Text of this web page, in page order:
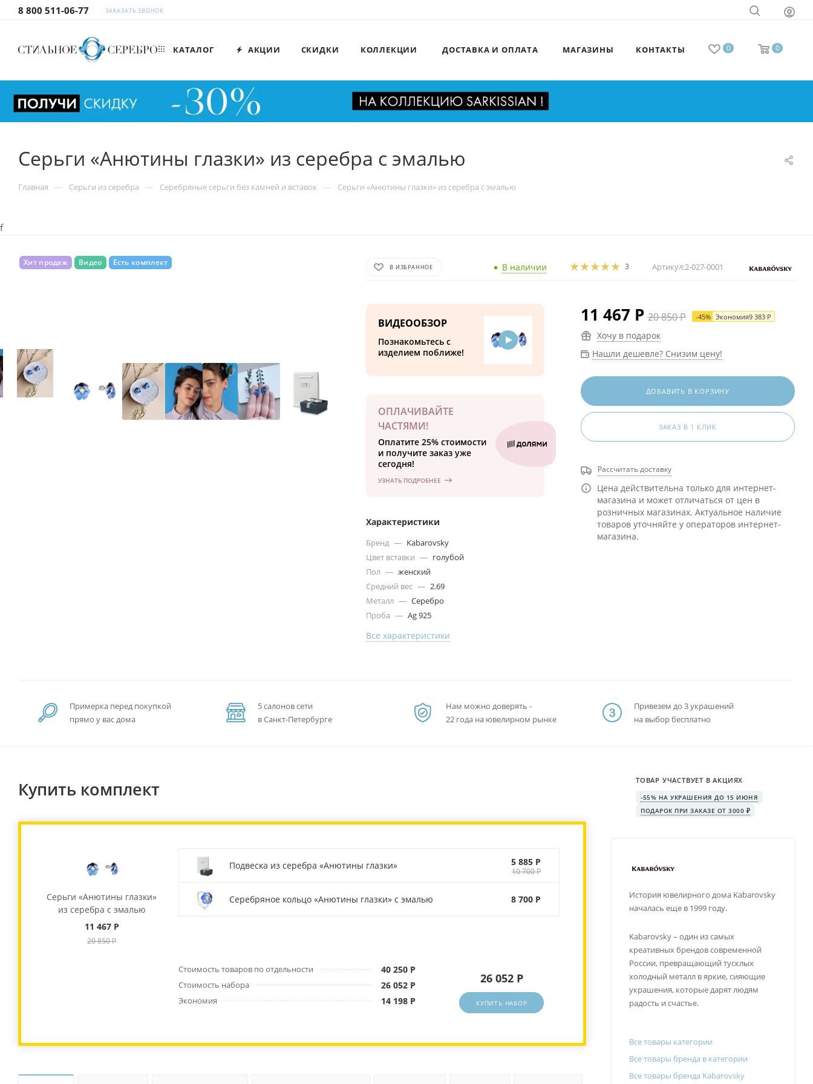
8 800 511-06-77 ЗАКАЗАТЬ ЗВОНОК
0 0
КАТАЛОГ АКЦИИ СКИДКИ КОЛЛЕКЦИИ ДОСТАВКА И ОПЛАТА МАГАЗИНЫ КОНТАКТЫ
Серьги «Анютины глазки» из серебра с эмалью
Главная — Серьги из серебра — Серебряные серьги без камней и вставок — Серьги «Анютины глазки» из серебра с эмалью
f
Хит продаж Видео Есть комплект В ИЗБРАННОЕ В наличии 3 Артикул:2-027-0001
ВИДЕООБЗОР
Познакомьтесь с
изделием поближе!
ОПЛАЧИВАЙТЕ
ЧАСТЯМИ!
Оплатите 25% стоимости
и получите заказ уже
сегодня!
УЗНАТЬ ПОДРОБНЕЕ
Характеристики
Бренд — Kabarovsky
Цвет вставки — голубой
Пол — женский
Средний вес — 2.69
Металл — Серебро
Проба — Ag 925
Все характеристики
11 467 Р 20 850Р -45% Экономия9 383Р
Хочу в подарок
Нашли дешевле? Снизим цену!
ДОБАВИТЬ В КОРЗИНУ
ЗАКАЗ В 1 КЛИК
Рассчитать доставку
Цена действительна только для интернет-
магазина и может отличаться от цен в
розничных магазинах. Актуальное наличие
товаров уточняйте у операторов интернет-
магазина.
Примерка перед покупкой
прямо у вас дома
5 салонов сети
в Санкт-Петербурге
Нам можно доверять -
22 года на ювелирном рынке
Привезем до 3 украшений
на выбор бесплатно
Купить комплект
Серьги «Анютины глазки»
из серебра с эмалью
11 467 Р
20 850 Р
Подвеска из серебра «Анютины глазки» 5 885 Р
10 700 Р
Серебряное кольцо «Анютины глазки» с эмалью 8 700 Р
Стоимость товаров по отдельности 40 250 Р
Стоимость набора 26 052 Р
Экономия 14 198 Р
26 052 Р
КУПИТЬ НАБОР
ТОВАР УЧАСТВУЕТ В АКЦИЯХ
-55% НА УКРАШЕНИЯ ДО 15 ИЮНЯ
ПОДАРОК ПРИ ЗАКАЗЕ ОТ 3000 ₽
История ювелирного дома Kabarovsky
началась еще в 1999 году.
Kabarovsky – один из самых
креативных брендов современной
России, превращающий тусклых
холодный металл в яркие, сияющие
украшения, которые дарят людям
радость и счастье.
Все товары категории
Все товары бренда в категории
Все товары бренда Kabarovsky